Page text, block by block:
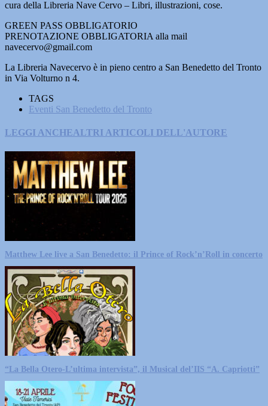
cura della Libreria Nave Cervo – Libri, illustrazioni, cose.
GREEN PASS OBBLIGATORIO
PRENOTAZIONE OBBLIGATORIA alla mail
navecervo@gmail.com
La Libreria Navecervo è in pieno centro a San Benedetto del Tronto
in Via Volturno n 4.
TAGS
Eventi San Benedetto del Tronto
LEGGI ANCHEALTRI ARTICOLI DELL'AUTORE
Matthew Lee live a San Benedetto: il Prince of Rock’n’Roll in concerto
“La Bella Otero-L’ultima intervista”, il Musical del’IIS “A. Capriotti”